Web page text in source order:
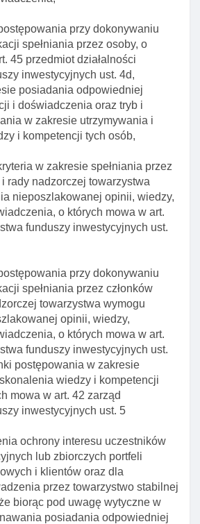
przy dokonywaniu
spełniania przez osoby, o
45 przedmiot działalności
inwestycyjnych ust. 4d,
posiadania odpowiedniej
i doświadczenia oraz tryb i
w zakresie utrzymywania i
i kompetencji tych osób,
w zakresie spełniania przez
rady nadzorczej towarzystwa
nieposzlakowanej opinii, wiedzy,
o których mowa w art.
funduszy inwestycyjnych ust.
przy dokonywaniu
spełniania przez członków
towarzystwa wymogu
opinii, wiedzy,
o których mowa w art.
funduszy inwestycyjnych ust.
postępowania w zakresie
wiedzy i kompetencji
mowa w art. 42 zarząd
inwestycyjnych ust. 5
ochrony interesu uczestników
lub zbiorczych portfeli
i klientów oraz dla
przez towarzystwo stabilnej
biorąc pod uwagę wytyczne w
posiadania odpowiedniej
funduszy
zarządzie towarzystwa
członków zarządu
powiadamiania o zmianach w
towarzystwa
towarzystwa
działalnośCI towarzystwa
powierzenie wykonywania
portfelem
do wniosku o zgodę na zawarcie
portfelem
powierzenie zarządzania
inwestycyjnego
do wniosku o zgodę na zawarcie
zarządzania ryzykiem
dotycząca zaangażowania
polityki zaangażowania,
na stronie internetowej